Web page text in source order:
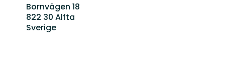
Bornvägen 18
822 30 Alfta
Sverige